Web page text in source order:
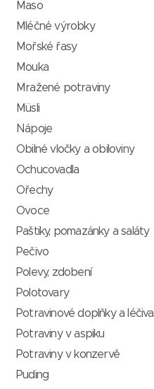
Maso
Mléčné výrobky
Mořské řasy
Mouka
Mražené potraviny
Müsli
Nápoje
Obilné vločky a obiloviny
Ochucovadla
Ořechy
Ovoce
Paštiky, pomazánky a saláty
Pečivo
Polevy, zdobení
Polotovary
Potravinové doplňky a léčiva
Potraviny v aspiku
Potraviny v konzervě
Puding